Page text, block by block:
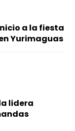
a la fiesta
Yurimaguas
lidera